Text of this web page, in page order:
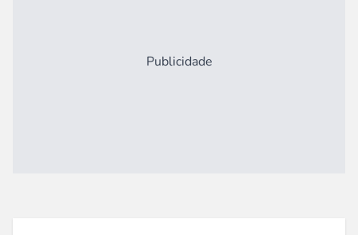
Publicidade